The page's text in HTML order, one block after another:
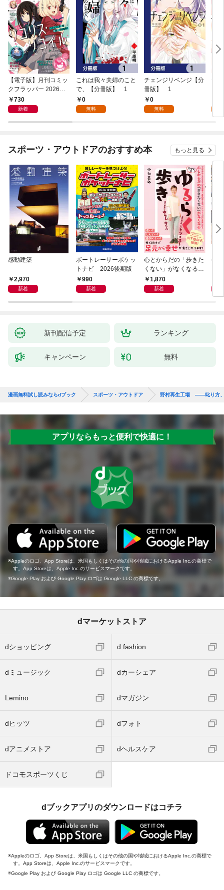
【電子版】月刊コミッ
クフラッパー 2026年9
月号730
新着
これは我々夫婦のこと
で、【分冊版】 1
0
無料
チェンジリベンジ【分
冊版】 1
0
無料
チ
スポーツ・アウトドアのおすすめ本 もっと見る
感動建築
2,970
新着
ボートレーサーポケッ
トナビ 2026後期版
990
新着
心とからだの「歩きた
くない」がなくなる
らせん流 ゆるらく歩
き
1,870
新着
剣
新刊配信予定 ランキング
キャンペーン 無料
漫画無料試し読みならdブック スポーツ・アウトドア 野村再生工場 ――叱り方、
アプリならもっと便利で快適に！
Appleのロゴ、App Storeは、米国もしくはその他の国や地域におけるApple Inc.の商標で
す。App Storeは、Apple Inc.のサービスマークです。
Google Play および Google Play ロゴは Google LLC の商標です。
dマーケットストア
dショッピング d fashion
dミュージック dカーシェア
Lemino dマガジン
dヒッツ dフォト
dアニメストア dヘルスケア
ドコモスポーツくじ
dブックアプリのダウンロードはコチラ
Appleのロゴ、App Storeは、米国もしくはその他の国や地域におけるApple Inc.の商標で
す。App Storeは、Apple Inc.のサービスマークです。
Google Play および Google Play ロゴは Google LLC の商標です。